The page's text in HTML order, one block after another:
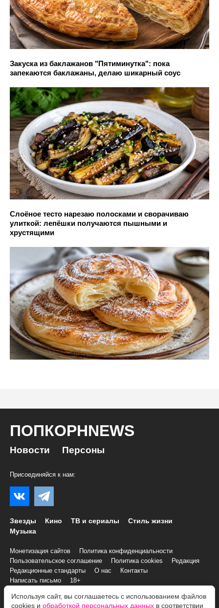
Закуска из баклажанов "Пятиминутка": пока
запекаются баклажаны, делаю шикарный соус
Слоёное тесто нарезаю полосками и сворачиваю
улиткой: лепёшки получаются пышными и
хрустящими
ПОПКОРНNEWS
Новости Персоны
Присоединяйся к нам:
Звезды Кино ТВ и сериалы
Стиль жизни
Музыка
Монетизация сайтов
Политика конфиденциальности
Пользовательское соглашение
Политика cookies
Редакция
Редакционные стандарты
О нас
Контакты
Написать письмо
18+
© 2007–2026 Все права и материалы принадлежат
Используя сайт, вы соглашаетесь с использованием файлов
cookies и обработкой персональных данных в соответствии